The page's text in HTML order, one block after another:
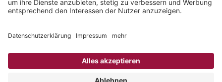
TARUK Muße
Rechtliches